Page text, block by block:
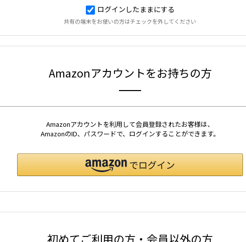
ログインしたままにする
共有の端末をお使いの方はチェックを外してください
Amazonアカウントをお持ちの方
Amazonアカウントを利用して会員登録されたお客様は、
AmazonのID、パスワードで、ログインすることができます。
初めてご利用の方・会員以外の方